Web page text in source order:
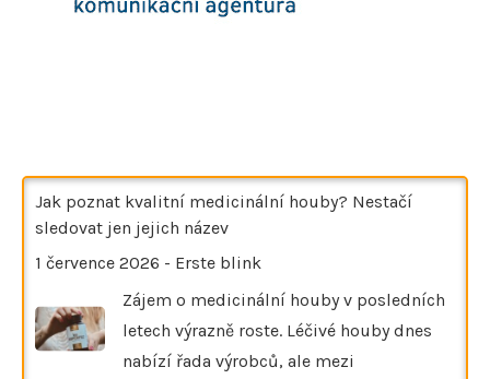
Jak poznat kvalitní medicinální houby? Nestačí
sledovat jen jejich název
1 července 2026 - Erste blink
Zájem o medicinální houby v posledních
letech výrazně roste. Léčivé houby dnes
nabízí řada výrobců, ale mezi